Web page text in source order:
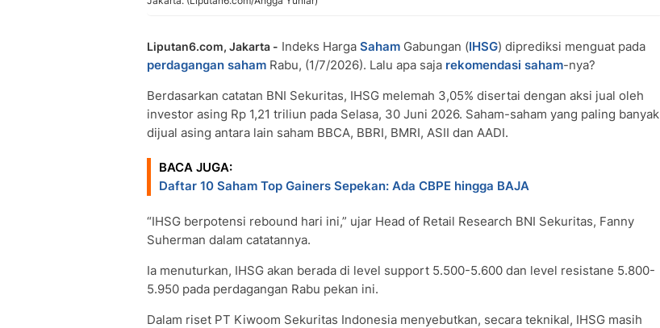
Liputan6.com, Jakarta - Indeks Harga Saham Gabungan (IHSG) diprediksi menguat pada
perdagangan saham Rabu, (1/7/2026). Lalu apa saja rekomendasi saham-nya?
Berdasarkan catatan BNI Sekuritas, IHSG melemah 3,05% disertai dengan aksi jual oleh
investor asing Rp 1,21 triliun pada Selasa, 30 Juni 2026. Saham-saham yang paling banyak
dijual asing antara lain saham BBCA, BBRI, BMRI, ASII dan AADI.
BACA JUGA:
Daftar 10 Saham Top Gainers Sepekan: Ada CBPE hingga BAJA
“IHSG berpotensi rebound hari ini,” ujar Head of Retail Research BNI Sekuritas, Fanny
Suherman dalam catatannya.
Ia menuturkan, IHSG akan berada di level support 5.500-5.600 dan level resistane 5.800-
5.950 pada perdagangan Rabu pekan ini.
Dalam riset PT Kiwoom Sekuritas Indonesia menyebutkan, secara teknikal, IHSG masih